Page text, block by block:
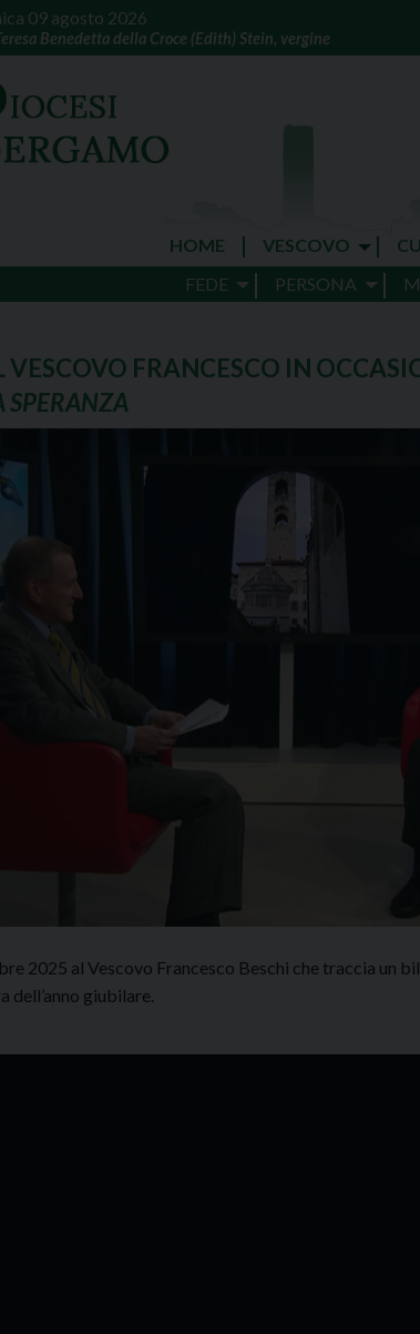
09 agosto 2026
Benedetta della Croce (Edith) Stein, vergine
HOME VESCOVO
FEDE
PERSONA
FRANCESCO IN
SPERANZA
2025 al Vescovo Francesco Beschi che traccia un
dell’anno giubilare.